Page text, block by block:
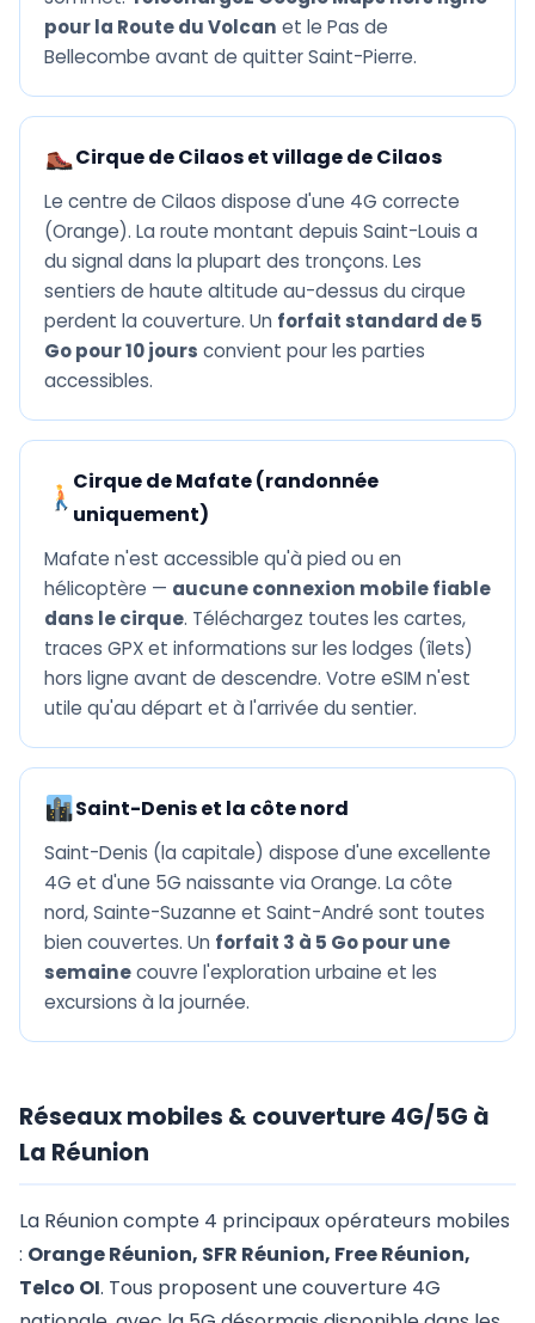
pour la Route du Volcan et le Pas de
Bellecombe avant de quitter Saint-Pierre.
Cirque de Cilaos et village de Cilaos
Le centre de Cilaos dispose d'une 4G correcte
(Orange). La route montant depuis Saint-Louis a
du signal dans la plupart des tronçons. Les
sentiers de haute altitude au-dessus du cirque
perdent la couverture. Un forfait standard de 5
Go pour 10 jours convient pour les parties
accessibles.
Cirque de Mafate (randonnée
uniquement)
Mafate n'est accessible qu'à pied ou en
hélicoptère — aucune connexion mobile fiable
dans le cirque. Téléchargez toutes les cartes,
traces GPX et informations sur les lodges (îlets)
hors ligne avant de descendre. Votre eSIM n'est
utile qu'au départ et à l'arrivée du sentier.
Saint-Denis et la côte nord
Saint-Denis (la capitale) dispose d'une excellente
4G et d'une 5G naissante via Orange. La côte
nord, Sainte-Suzanne et Saint-André sont toutes
bien couvertes. Un forfait 3 à 5 Go pour une
semainecouvre l'exploration urbaine et les
excursions à la journée.
Réseaux mobiles & couverture 4G/5G à
La Réunion
La Réunion compte 4 principaux opérateurs mobiles
: Orange Réunion, SFR Réunion, Free Réunion,
Telco OI. Tous proposent une couverture 4G